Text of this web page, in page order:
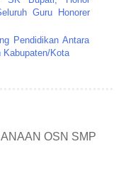
Guru Honorer
Pendidikan Antara
Kabupaten/Kota
OSN SMP